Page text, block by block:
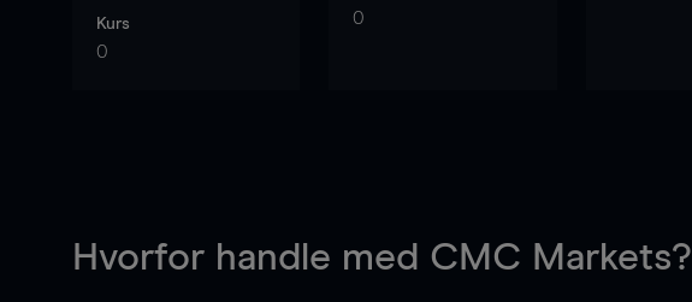
Kurs
0
0
Hvorfor handle med CMC Markets?